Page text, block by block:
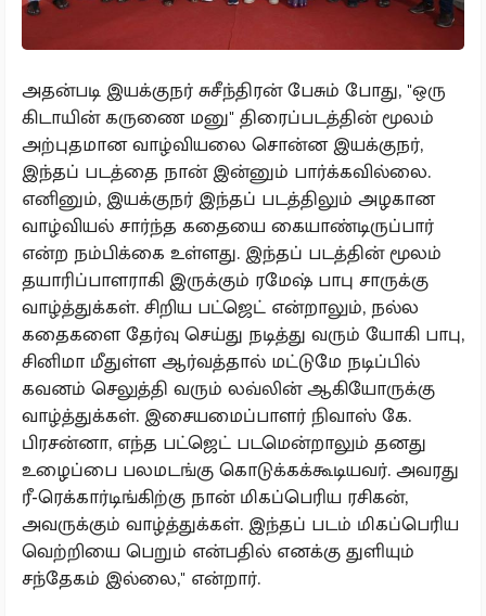
அதன்படி இயக்குநர் சுசீந்திரன் பேசும் போது, "ஒரு
கிடாயின் கருணை மனு" திரைப்படத்தின் மூலம்
அற்புதமான வாழ்வியலை சொன்ன இயக்குநர்,
இந்தப் படத்தை நான் இன்னும் பார்க்கவில்லை.
எனினும், இயக்குநர் இந்தப் படத்திலும் அழகான
வாழ்வியல் சார்ந்த கதையை கையாண்டிருப்பார்
என்ற நம்பிக்கை உள்ளது. இந்தப் படத்தின் மூலம்
தயாரிப்பாளராகி இருக்கும் ரமேஷ் பாபு சாருக்கு
வாழ்த்துக்கள். சிறிய பட்ஜெட் என்றாலும், நல்ல
கதைகளை தேர்வு செய்து நடித்து வரும் யோகி பாபு,
சினிமா மீதுள்ள ஆர்வத்தால் மட்டுமே நடிப்பில்
கவனம் செலுத்தி வரும் லவ்லின் ஆகியோருக்கு
வாழ்த்துக்கள். இசையமைப்பாளர் நிவாஸ் கே.
பிரசன்னா, எந்த பட்ஜெட் படமென்றாலும் தனது
உழைப்பை பலமடங்கு கொடுக்கக்கூடியவர். அவரது
ரீ-ரெக்கார்டிங்கிற்கு நான் மிகப்பெரிய ரசிகன்,
அவருக்கும் வாழ்த்துக்கள். இந்தப் படம் மிகப்பெரிய
வெற்றியை பெறும் என்பதில் எனக்கு துளியும்
சந்தேகம் இல்லை," என்றார்.